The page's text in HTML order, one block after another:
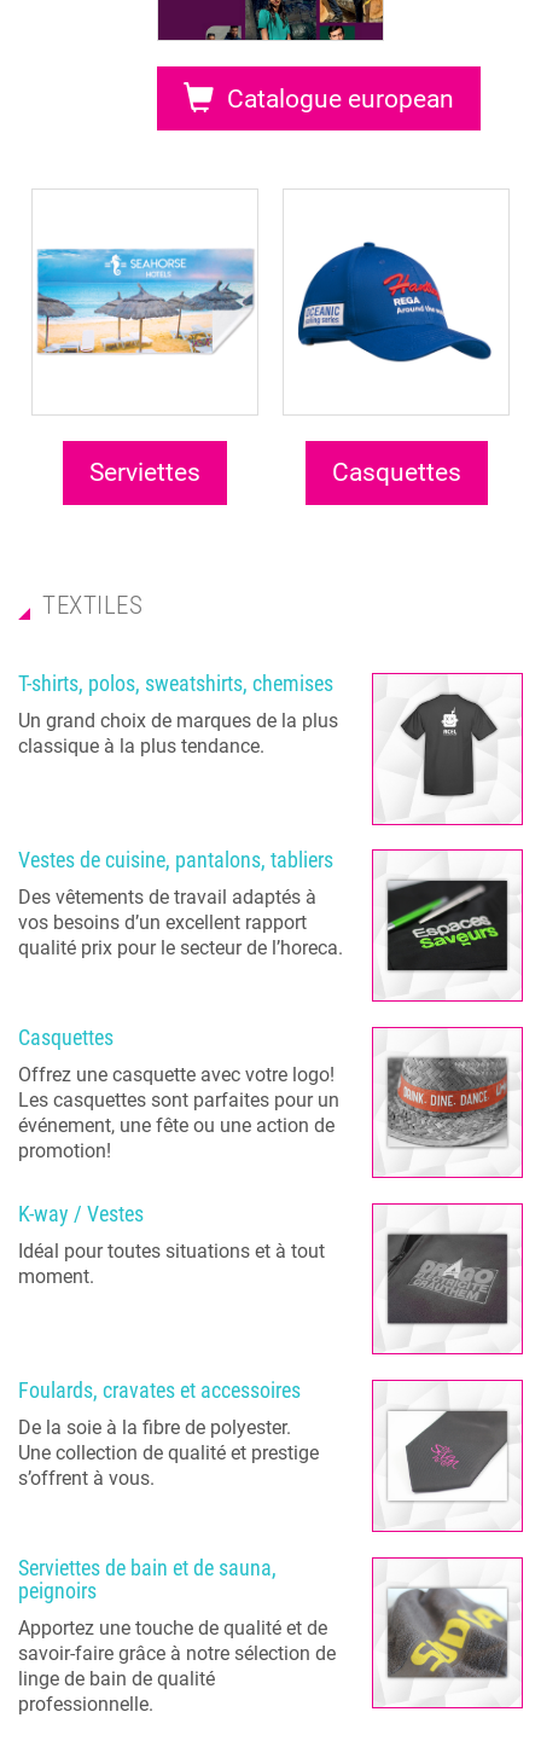
Catalogue european
Serviettes Casquettes
TEXTILES
T-shirts, polos, sweatshirts, chemises
Un grand choix de marques de la plus
classique à la plus tendance.
Vestes de cuisine, pantalons, tabliers
Des vêtements de travail adaptés à
vos besoins d’un excellent rapport
qualité prix pour le secteur de l’horeca.
Casquettes
Offrez une casquette avec votre logo!
Les casquettes sont parfaites pour un
événement, une fête ou une action de
promotion!
K-way / Vestes
Idéal pour toutes situations et à tout
moment.
Foulards, cravates et accessoires
De la soie à la fibre de polyester.
Une collection de qualité et prestige
s’offrent à vous.
Serviettes de bain et de sauna,
peignoirs
Apportez une touche de qualité et de
savoir-faire grâce à notre sélection de
linge de bain de qualité
professionnelle.